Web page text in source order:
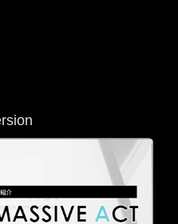
定
ップロードが必要です
する ＞